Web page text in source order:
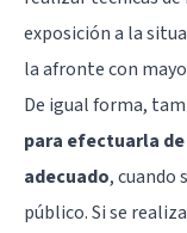
exposición a la
la afronte con
De igual forma,
para efectuarla
adecuado, cuando
público. Si se